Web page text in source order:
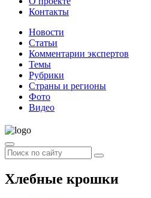
Контакты
Новости
Статьи
Комментарии экспертов
Темы
Рубрики
Страны и регионы
Фото
Видео
Хлебные крошки